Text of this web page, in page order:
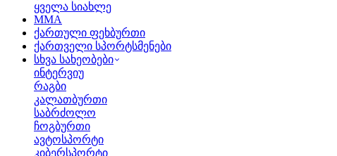
ყველა სიახლე
MMA
ქართული ფეხბურთი
ქართველი სპორტსმენები
სხვა სახეობები
ინტერვიუ
რაგბი
კალათბურთი
საბრძოლო
ჩოგბურთი
ავტოსპორტი
კიბერსპორტი